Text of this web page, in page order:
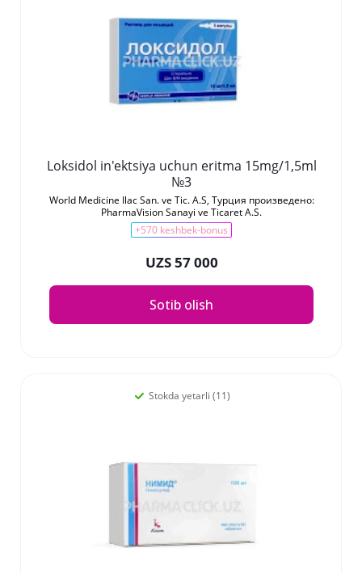
Loksidol in'ektsiya uchun eritma 15mg/1,5ml
№3
World Medicine Ilac San. ve Tic. A.S, Турция произведено:
PharmaVision Sanayi ve Ticaret A.S.
+570 keshbek-bonus
UZS 57 000
Sotib olish
Stokda yetarli (11)